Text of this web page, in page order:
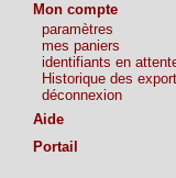
Mon compte
paramètres
mes paniers
identifiants en
Historique des
déconnexion
Aide
Portail